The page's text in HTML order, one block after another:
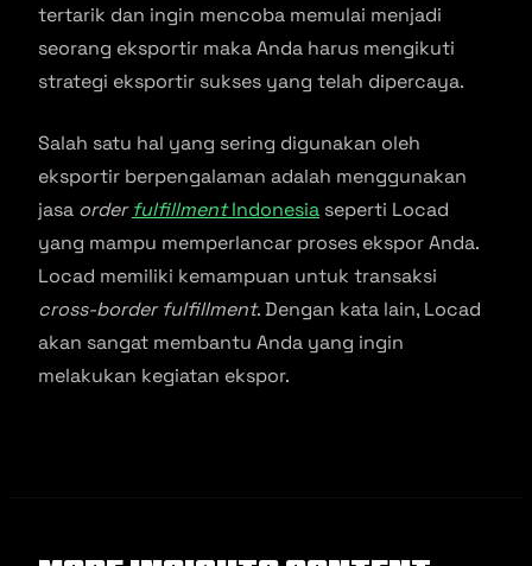
tertarik dan ingin mencoba memulai menjadi
seorang eksportir maka Anda harus mengikuti
strategi eksportir sukses yang telah dipercaya.
Salah satu hal yang sering digunakan oleh
eksportir berpengalaman adalah menggunakan
jasa order fulfillmentIndonesia seperti Locad
yang mampu memperlancar proses ekspor Anda.
Locad memiliki kemampuan untuk transaksi
cross-border fulfillment. Dengan kata lain, Locad
akan sangat membantu Anda yang ingin
melakukan kegiatan ekspor.